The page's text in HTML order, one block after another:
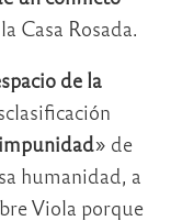
Casa Rosada.
de la
» de
humanidad, a
Viola porque